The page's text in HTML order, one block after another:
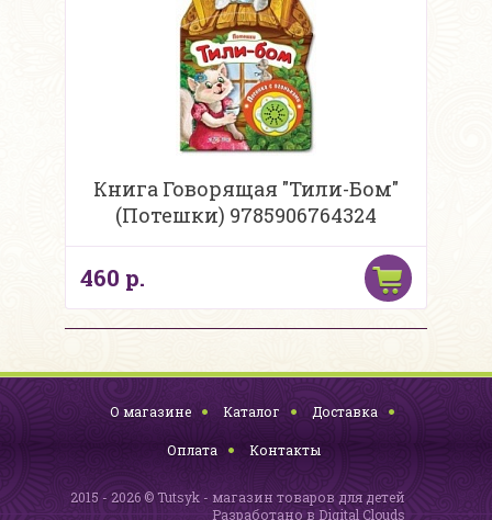
Книга Говорящая "Тили-Бом"
(Потешки) 9785906764324
460 р.
О магазине Каталог Доставка
Оплата Контакты
2015 - 2026 © Tutsyk - магазин товаров для детей
Разработано в Digital Clouds